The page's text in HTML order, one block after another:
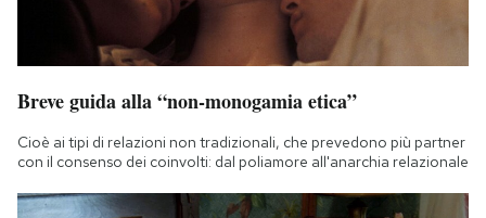
Breve guida alla “non-monogamia etica”
Cioè ai tipi di relazioni non tradizionali, che prevedono più partner
con il consenso dei coinvolti: dal poliamore all'anarchia relazionale